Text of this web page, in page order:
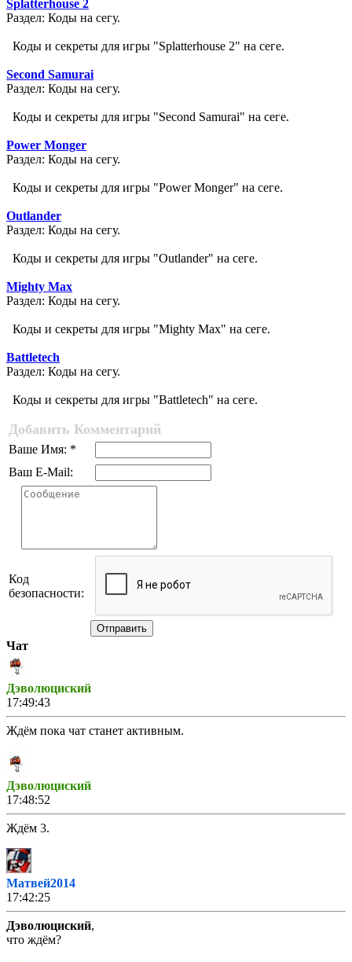
Splatterhouse 2
Раздел: Коды на сегу.
Коды и секреты для игры "Splatterhouse 2" на сеге.
Second Samurai
Раздел: Коды на сегу.
Коды и секреты для игры "Second Samurai" на сеге.
Power Monger
Раздел: Коды на сегу.
Коды и секреты для игры "Power Monger" на сеге.
Outlander
Раздел: Коды на сегу.
Коды и секреты для игры "Outlander" на сеге.
Mighty Max
Раздел: Коды на сегу.
Коды и секреты для игры "Mighty Max" на сеге.
Battletech
Раздел: Коды на сегу.
Коды и секреты для игры "Battletech" на сеге.
Добавить Комментарий
Ваше Имя: *
Ваш E-Mail:
Код
безопасности:
Отправить
Чат
Дэволюциский
17:49:43
Ждём пока чат станет активным.
Дэволюциский
17:48:52
Ждём 3.
Матвей2014
17:42:25
Дэволюциский,
что ждём?